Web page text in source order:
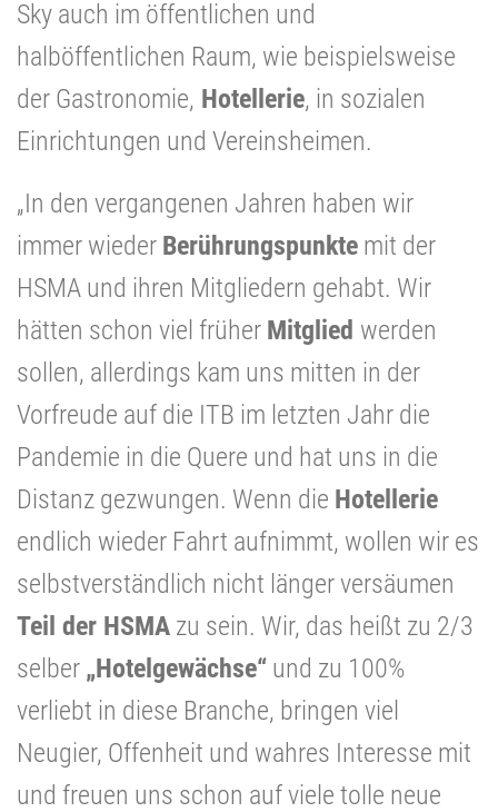
Sky auch im öffentlichen und
halböffentlichen Raum, wie beispielsweise
der Gastronomie, Hotellerie, in sozialen
Einrichtungen und Vereinsheimen.
„In den vergangenen Jahren haben wir
immer wieder Berührungspunkte mit der
HSMA und ihren Mitgliedern gehabt. Wir
hätten schon viel früher Mitglied werden
sollen, allerdings kam uns mitten in der
Vorfreude auf die ITB im letzten Jahr die
Pandemie in die Quere und hat uns in die
Distanz gezwungen. Wenn die Hotellerie
endlich wieder Fahrt aufnimmt, wollen wir es
selbstverständlich nicht länger versäumen
Teil der HSMA zu sein. Wir, das heißt zu 2/3
selber „Hotelgewächse“ und zu 100%
verliebt in diese Branche, bringen viel
Neugier, Offenheit und wahres Interesse mit
und freuen uns schon auf viele tolle neue